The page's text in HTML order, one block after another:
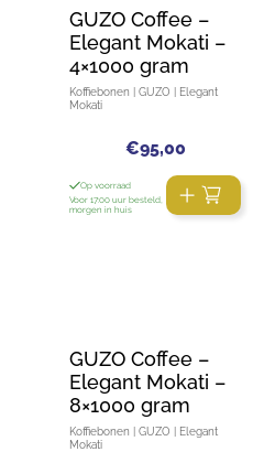
GUZO Coffee –
Elegant Mokati –
4×1000 gram
Koffiebonen | GUZO | Elegant
Mokati
€95,00
Op voorraad
Voor 17:00 uur besteld,
morgen in huis
GUZO Coffee –
Elegant Mokati –
8×1000 gram
Koffiebonen | GUZO | Elegant
Mokati